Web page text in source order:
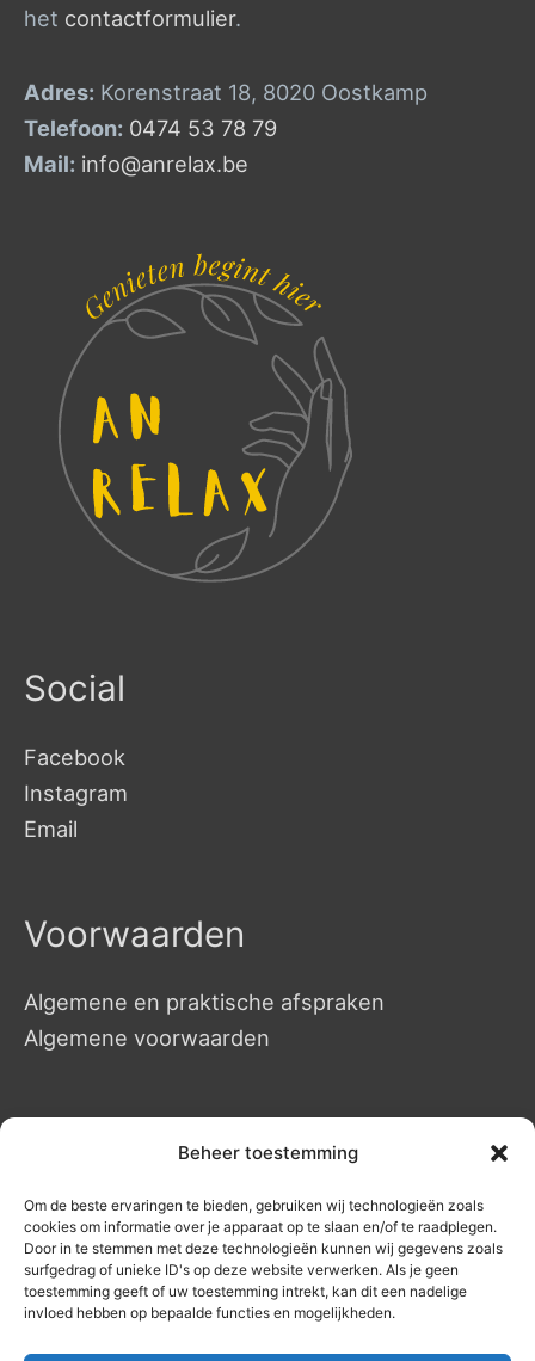
Beheer toestemming
Om de beste ervaringen te bieden, gebruiken wij technologieën zoals
cookies om informatie over je apparaat op te slaan en/of te raadplegen.
Door in te stemmen met deze technologieën kunnen wij gegevens zoals
surfgedrag of unieke ID's op deze website verwerken. Als je geen
toestemming geeft of uw toestemming intrekt, kan dit een nadelige
invloed hebben op bepaalde functies en mogelijkheden.
het contactformulier.
Adres: Korenstraat 18, 8020 Oostkamp
Telefoon: 0474 53 78 79
Mail: info@anrelax.be
Social
Facebook
Instagram
Email
Voorwaarden
Algemene en praktische afspraken
Algemene voorwaarden
Massages
Manuele massages
Hotstone Massages
Duo massages – op aanvraag
Energetisch werk
Prijslijst